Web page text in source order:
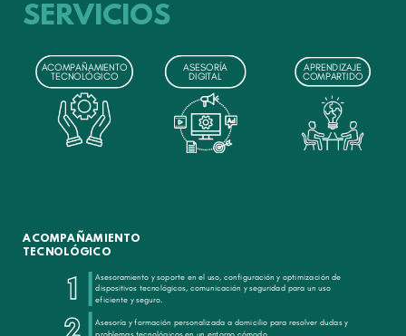
SERVICIOS
ACOMPAÑAMIENTO
TECNOLÓGICO
ASESORÍA
DIGITAL
APRENDIZAJE
COMPARTIDO
Asesoramiento y soporte en el uso, configuración y optimización de
dispositivos tecnológicos, comunicación y seguridad para un uso
eficiente y seguro.
1
Asesoría y formación personalizada a domicilio para resolver dudas y
problemas tecnológicos en un entorno cómodo.
2
ACOMPAÑAMIENTO
TECNOLÓGICO